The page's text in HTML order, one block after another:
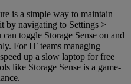
is a simple way to maintain
by navigating to Settings >
toggle Storage Sense on and
For IT teams managing
up a slow laptop for free
like Storage Sense is a game-